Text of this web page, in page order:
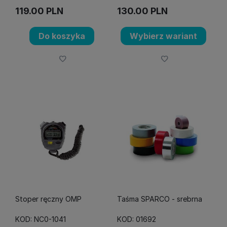
119.00 PLN
Do koszyka
130.00 PLN
Wybierz wariant
Stoper ręczny OMP
KOD: NC0-1041
Taśma SPARCO - srebrna
KOD: 01692